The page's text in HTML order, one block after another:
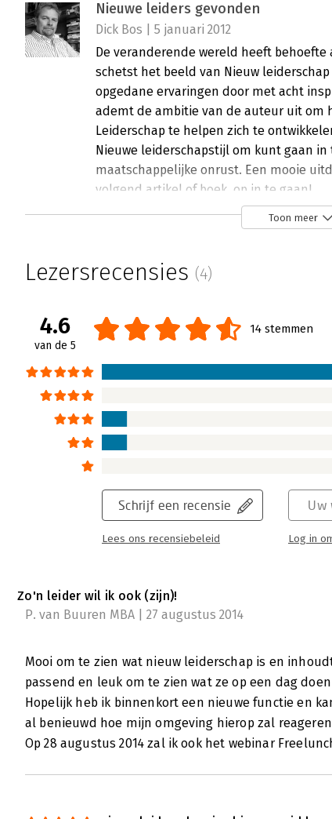
Nieuwe leiders gevonden
Dick Bos | 5 januari 2012
De veranderende wereld heeft behoefte
schetst het beeld van Nieuw
opgedane ervaringen door met acht
ademt de ambitie van de auteur uit om
Leiderschap te helpen zich te
Nieuwe leiderschapstijl om kunt gaan
maatschappelijke onrust. Een mooie
volgend artikel of boek, op in te gaan!
Toon meer
Lezersrecensies (4)
4.6
van de 5
14 stemmen
Schrijf een recensie
Lees ons recensiebeleid
Uw
Log in
Zo'n leider wil ik ook (zijn)!
P. van Buuren MBA | 27 augustus 2014
Mooi om te zien wat nieuw leiderschap is en
passend en leuk om te zien wat ze op een dag
Hopelijk heb ik binnenkort een nieuwe functie en
al benieuwd hoe mijn omgeving hierop zal
Op 28 augustus 2014 zal ik ook het webinar